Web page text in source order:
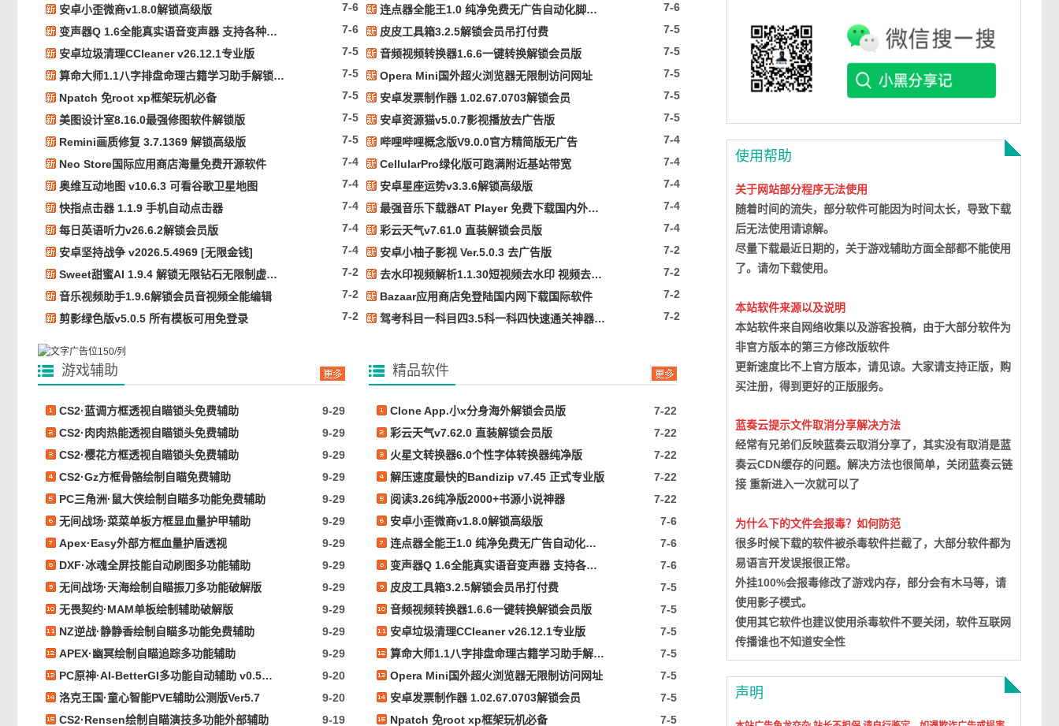
安卓小歪微商v1.8.0解锁高级版
7-6 连点器全能王1.0 纯净免费无广告自动化脚本抢票等
7-6
变声器Q 1.6全能真实语音变声器 支持各种软件游戏
7-6 皮皮工具箱3.2.5解锁会员吊打付费
7-5
安卓垃圾清理CCleaner v26.12.1专业版
7-5 音频视频转换器1.6.6一键转换解锁会员版
7-5
算命大师1.1八字排盘命理古籍学习助手解锁会员
7-5 Opera Mini国外超火浏览器无限制访问网址
7-5
Npatch 免root xp框架玩机必备
7-5 安卓发票制作器 1.02.67.0703解锁会员
7-5
美图设计室8.16.0最强修图软件解锁版
7-5 安卓资源猫v5.0.7影视播放去广告版
7-5
Remini画质修复 3.7.1369 解锁高级版
7-5 哔哩哔哩概念版V9.0.0官方精简版无广告
7-4
Neo Store国际应用商店海量免费开源软件
7-4 CellularPro绿化版可跑满附近基站带宽
7-4
奥维互动地图 v10.6.3 可看谷歌卫星地图
7-4 安卓星座运势v3.3.6解锁高级版
7-4
快指点击器 1.1.9 手机自动点击器
7-4 最强音乐下载器AT Player 免费下载国内外平台音乐
7-4
每日英语听力v26.6.2解锁会员版
7-4 彩云天气v7.61.0 直装解锁会员版
7-4
安卓坚持战争 v2026.5.4969 [无限金钱]
7-4 安卓小柚子影视 Ver.5.0.3 去广告版
7-2
Sweet甜蜜AI 1.9.4 解锁无限钻石无限制虚拟女友
7-2 去水印视频解析1.1.30短视频去水印 视频去水印
7-2
音乐视频助手1.9.6解锁会员音视频全能编辑
7-2 Bazaar应用商店免登陆国内网下载国际软件
7-2
剪影绿色版v5.0.5 所有模板可用免登录
7-2 驾考科目一科目四3.5科一科四快速通关神器解锁会员 7-2
游戏辅助
CS2·蓝调方框透视自瞄锁头免费辅助
9-29
CS2·肉肉热能透视自瞄锁头免费辅助
9-29
CS2·樱花方框透视自瞄锁头免费辅助
9-29
CS2·Gz方框骨骼绘制自瞄免费辅助
9-29
PC三角洲·鼠大侠绘制自瞄多功能免费辅助
9-29
无间战场·菜菜单板方框显血量护甲辅助
9-29
Apex·Easy外部方框血量护盾透视
9-29
DXF·冰魂全屏技能自动刷图多功能辅助
9-29
无间战场·天海绘制自瞄振刀多功能破解版
9-29
无畏契约·MAM单板绘制辅助破解版
9-29
NZ逆战·静静香绘制自瞄多功能免费辅助
9-29
APEX·幽冥绘制自瞄追踪多功能辅助
9-29
PC原神·AI-BetterGI多功能自动辅助 v0.51.0
9-20
洛克王国·童心智能PVE辅助公测版Ver5.7
9-20
CS2·Rensen绘制自瞄演技多功能外部辅助
9-19
精品软件
Clone App.小x分身海外解锁会员版
7-22
彩云天气v7.62.0 直装解锁会员版
7-22
火星文转换器6.0个性字体转换器纯净版
7-22
解压速度最快的Bandizip v7.45 正式专业版
7-22
阅读3.26纯净版2000+书源小说神器
7-22
安卓小歪微商v1.8.0解锁高级版
7-6
连点器全能王1.0 纯净免费无广告自动化脚本抢票等
7-6
变声器Q 1.6全能真实语音变声器 支持各种软件游戏
7-6
皮皮工具箱3.2.5解锁会员吊打付费
7-5
音频视频转换器1.6.6一键转换解锁会员版
7-5
安卓垃圾清理CCleaner v26.12.1专业版
7-5
算命大师1.1八字排盘命理古籍学习助手解锁会员
7-5
Opera Mini国外超火浏览器无限制访问网址
7-5
安卓发票制作器 1.02.67.0703解锁会员
7-5
Npatch 免root xp框架玩机必备
7-5
使用帮助
关于网站部分程序无法使用
随着时间的流失，部分软件可能因为时间太长，导致下载
后无法使用请谅解。
尽量下载最近日期的，关于游戏辅助方面全部都不能使用
了。请勿下载使用。
本站软件来源以及说明
本站软件来自网络收集以及游客投稿，由于大部分软件为
非官方版本的第三方修改版软件
更新速度比不上官方版本，请见谅。大家请支持正版，购
买注册，得到更好的正版服务。
蓝奏云提示文件取消分享解决方法
经常有兄弟们反映蓝奏云取消分享了，其实没有取消是蓝
奏云CDN缓存的问题。 解决方法也很简单，关闭蓝奏云链
接 重新进入一次就可以了
为什么下的文件会报毒？如何防范
很多时候下载的软件被杀毒软件拦截了，大部分软件都为
易语言开发误报很正常。
外挂100%会报毒修改了游戏内存，部分会有木马等，请
使用影子模式。
使用其它软件也建议使用杀毒软件不要关闭，软件互联网
传播谁也不知道安全性
声明